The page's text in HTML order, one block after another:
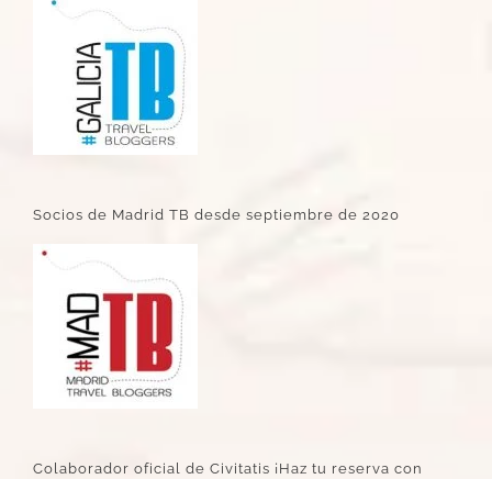
Socios de Madrid TB desde septiembre de 2020
Colaborador oficial de Civitatis ¡Haz tu reserva con